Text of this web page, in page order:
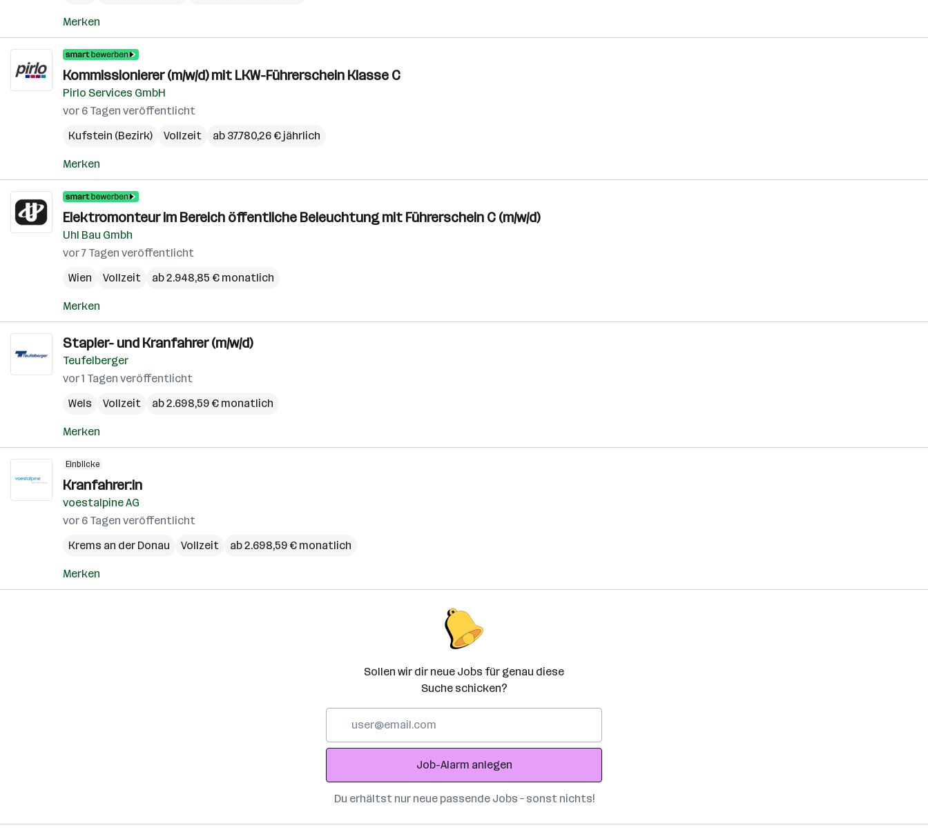
Merken
Kommissionierer (m/w/d) mit LKW-Führerschein Klasse C
Pirlo Services GmbH
vor 6 Tagen veröffentlicht
Kufstein (Bezirk)
Vollzeit ab 37.780,26 € jährlich
Merken
Elektromonteur im Bereich öffentliche Beleuchtung mit Führerschein C (m/w/d)
Uhl Bau Gmbh
vor 7 Tagen veröffentlicht
Wien
Vollzeit ab 2.948,85 € monatlich
Merken
Stapler- und Kranfahrer (m/w/d)
Teufelberger
vor 1 Tagen veröffentlicht
Wels
Vollzeit ab 2.698,59 € monatlich
Merken
Einblicke
Kranfahrer:in
voestalpine AG
vor 6 Tagen veröffentlicht
Krems an der Donau
Vollzeit ab 2.698,59 € monatlich
Merken
Sollen wir dir neue Jobs für genau diese
Suche schicken?
Adresse
Job-Alarm anlegen
Du erhältst nur neue passende Jobs – sonst nichts!